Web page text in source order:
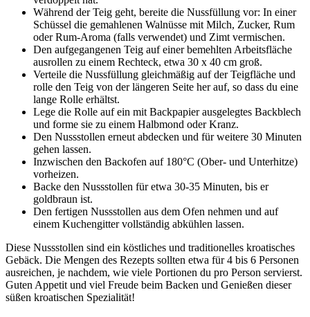
Während der Teig geht, bereite die Nussfüllung vor: In einer
Schüssel die gemahlenen Walnüsse mit Milch, Zucker, Rum
oder Rum-Aroma (falls verwendet) und Zimt vermischen.
Den aufgegangenen Teig auf einer bemehlten Arbeitsfläche
ausrollen zu einem Rechteck, etwa 30 x 40 cm groß.
Verteile die Nussfüllung gleichmäßig auf der Teigfläche und
rolle den Teig von der längeren Seite her auf, so dass du eine
lange Rolle erhältst.
Lege die Rolle auf ein mit Backpapier ausgelegtes Backblech
und forme sie zu einem Halbmond oder Kranz.
Den Nussstollen erneut abdecken und für weitere 30 Minuten
gehen lassen.
Inzwischen den Backofen auf 180°C (Ober- und Unterhitze)
vorheizen.
Backe den Nussstollen für etwa 30-35 Minuten, bis er
goldbraun ist.
Den fertigen Nussstollen aus dem Ofen nehmen und auf
einem Kuchengitter vollständig abkühlen lassen.
Diese Nussstollen sind ein köstliches und traditionelles kroatisches
Gebäck. Die Mengen des Rezepts sollten etwa für 4 bis 6 Personen
ausreichen, je nachdem, wie viele Portionen du pro Person servierst.
Guten Appetit und viel Freude beim Backen und Genießen dieser
süßen kroatischen Spezialität!